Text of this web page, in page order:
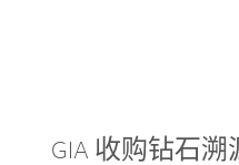
GIA 收购钻石